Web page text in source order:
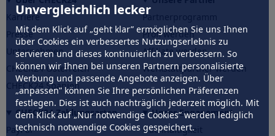
Unvergleichlich lecker
Mit dem Klick auf „geht klar” ermöglichen Sie uns Ihnen
über Cookies ein verbessertes Nutzungserlebnis zu
servieren und dieses kontinuierlich zu verbessern. So
können wir Ihnen bei unseren Partnern personalisierte
Werbung und passende Angebote anzeigen. Über
„anpassen” können Sie Ihre persönlichen Präferenzen
festlegen. Dies ist auch nachträglich jederzeit möglich. Mit
dem Klick auf „Nur notwendige Cookies” werden lediglich
technisch notwendige Cookies gespeichert.
Karriere
Presse
Unternehmen
CHECK24 Österreich
CHECK24 Spanien
Partnerprogramm
Profi werden
Affiliate werden
Werkstattpartner werden
CHECK24 Zahlungsarten
PayPal
Unser Engagement
Nachhaltigkeit